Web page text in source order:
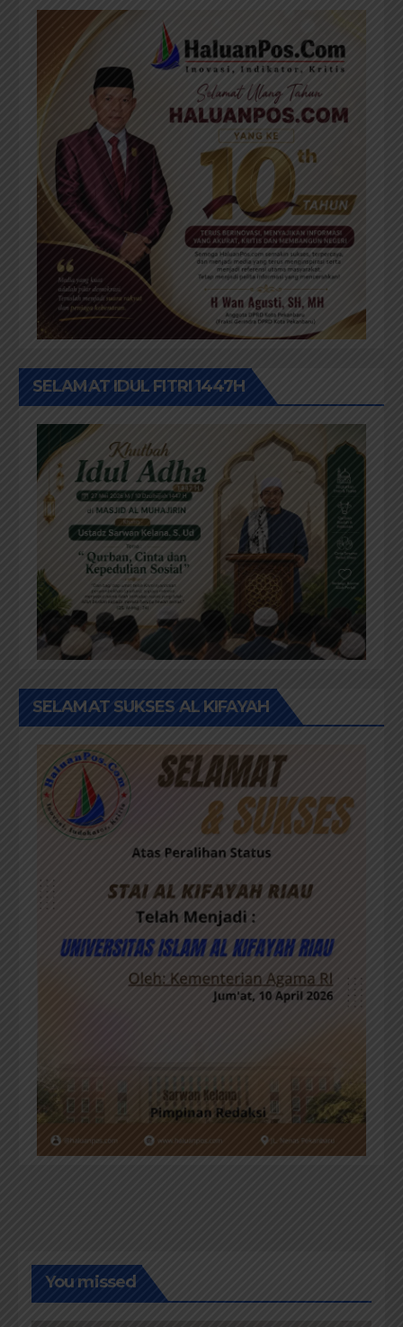
SELAMAT IDUL FITRI 1447H
SELAMAT SUKSES AL KIFAYAH
You missed